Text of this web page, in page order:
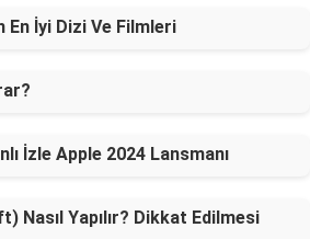
En İyi Dizi Ve Filmleri
İzle Apple 2024 Lansmanı
Nasıl Yapılır? Dikkat Edilmesi